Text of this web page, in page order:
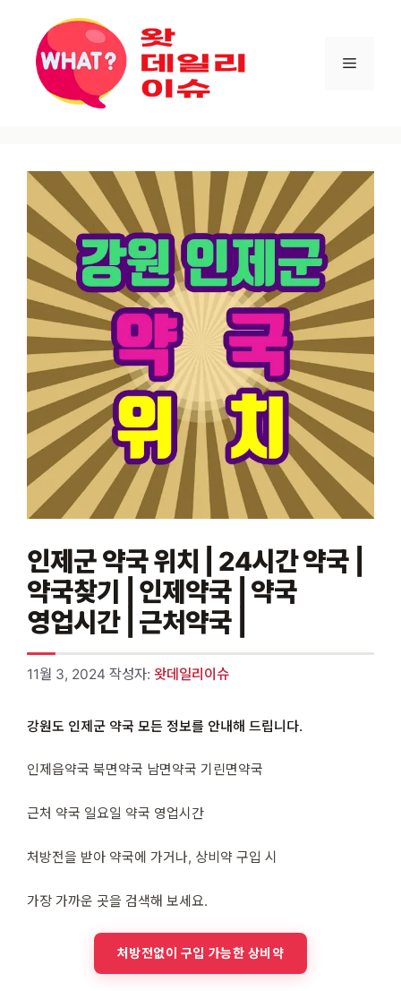
건너뛰기
메뉴
인제군 약국 위치 | 24시간 약국 |
약국찾기 | 인제약국 | 약국
영업시간 | 근처약국 |
11월 3, 2024 작성자: 왓데일리이슈
강원도 인제군 약국 모든 정보를 안내해 드립니다.
인제읍약국 북면약국 남면약국 기린면약국
근처 약국 일요일 약국 영업시간
처방전을 받아 약국에 가거나, 상비약 구입 시
가장 가까운 곳을 검색해 보세요.
처방전없이 구입 가능한 상비약